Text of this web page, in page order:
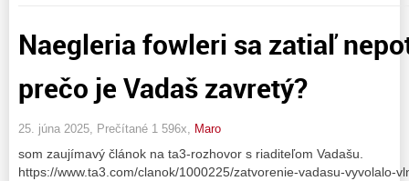
Naegleria fowleri sa zatiaľ
prečo je Vadaš zavretý?
25. júna 2025, Prečítané 1 596x, Maro
som zaujímavý článok na ta3-rozhovor s riaditeľom Vadašu.
https://www.ta3.com/clanok/1000225/zatvorenie-vadasu-vyvolalo-